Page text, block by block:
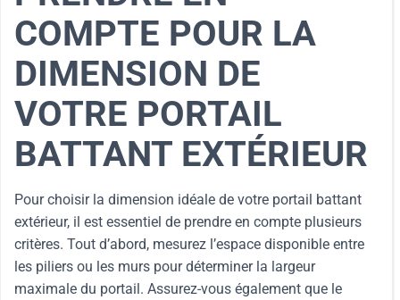
COMPTE POUR LA
DIMENSION DE
VOTRE PORTAIL
BATTANT EXTÉRIEUR
Pour choisir la dimension idéale de votre portail battant
extérieur, il est essentiel de prendre en compte plusieurs
critères. Tout d’abord, mesurez l’espace disponible entre
les piliers ou les murs pour déterminer la largeur
maximale du portail. Assurez-vous également que le